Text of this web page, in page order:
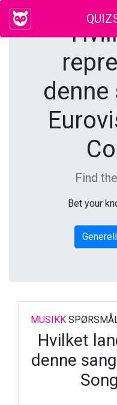
denne
Find
Bet your
MUSIKK
Hvilket
denne